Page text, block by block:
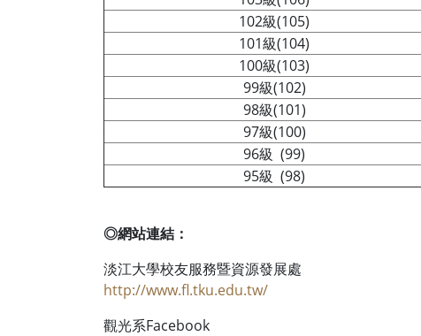
102級(105)
101級(104)
100級(103)
99級(102)
98級(101)
97級(100)
96級 (99)
95級 (98)
◎網站連結：
淡江大學校友服務暨資源發展處
http://www.fl.tku.edu.tw/
觀光系Facebook